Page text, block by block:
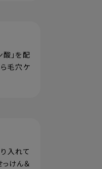
」を配
毛穴ケ
入れて
っけん＆